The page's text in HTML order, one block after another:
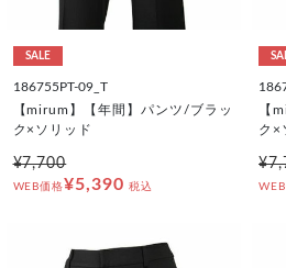
SALE
186755PT-09_T
【mirum】【年間】パンツ/ブラッ
ク×ソリッド
¥7,700
WEB価格¥5,390 税込
【
ク×